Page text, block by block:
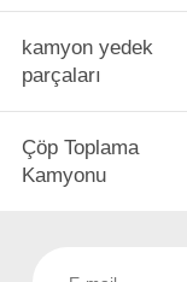
kamyon yedek
parçaları
Çöp Toplama
Kamyonu